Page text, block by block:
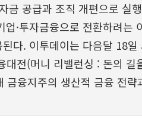
금 공급과 조직 개편으로 실
·투자금융으로 전환하려는
다. 이투데이는 다음달 18일
전(머니 리밸런싱 : 돈의 길
금융지주의 생산적 금융 전